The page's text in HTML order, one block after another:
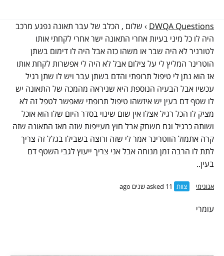
DWQA Questions
› שלום , הכלב של עבר תאונה נפגע מרכב
היה לו כל מיני בעיות אחרי התאונה ישר אחרי לקחתי אותו
לטורניר לא היה שבר או משהו כזה אבל היה לו דימום בשתן
הוטרינר המליץ לי על צילום אבל לא היה לי אפשרות לקחת אותו
אז הוא נתן לי טיפול תרופתי והדם בשתן עבר ויש לו שתן רגיל
עכשיו אבל הבעיה הנוספת היא שניראה מהמכה של התאונה יש
לו שטף דם בעין יש איזשהו טיפול תרופתי שאפשר לטפל זה לא
מציק לו הכל רגיל אצלו אין שום שינוי בסדר היום שלו הוא אוכל
ושותה כרגיל וגם משחק אבל חוץ מעייפות שזה מאז התאונה שזה
קרה אתמול הווטרינר אמר לי שזה ורוצה בשבילו בגלל זה צריך
לתת לו הרבה זמן מנוחה אבל אני צריך ייעוץ לגבי השטף דם
בעין..
אנונימי צוות
עומרי